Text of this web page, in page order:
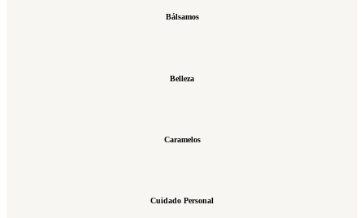
Bálsamos
Belleza
Caramelos
Cuidado Personal